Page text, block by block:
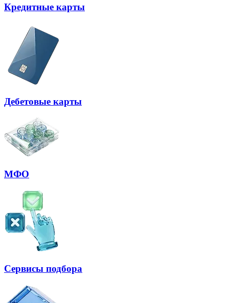
Кредитные карты
Дебетовые карты
МФО
Сервисы подбора